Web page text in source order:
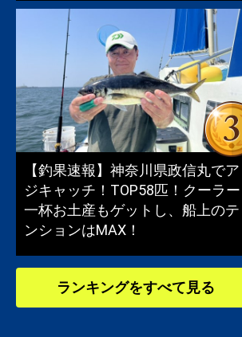
【釣果速報】神奈川県政信丸でア
ジキャッチ！TOP58匹！クーラー
一杯お土産もゲットし、船上のテ
ンションはMAX！
ランキングをすべて見る